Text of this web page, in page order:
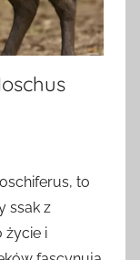
to
ssak z
życie i